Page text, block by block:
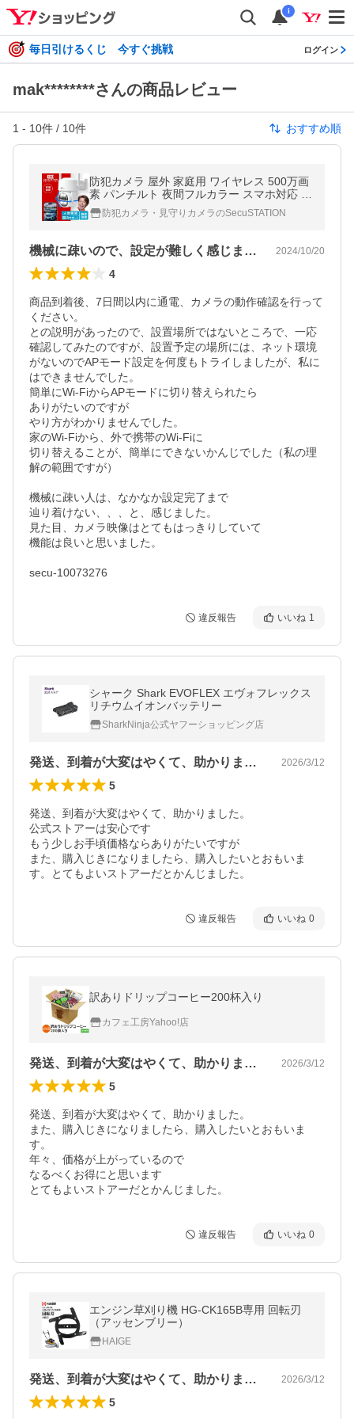
i
毎日引けるくじ 今すぐ挑戦 ログイン
mak********さんの商品レビュー
1 - 10件 / 10件 おすすめ順
防犯カメラ 屋外 家庭用 ワイヤレス 500万画
素 パンチルト 夜間フルカラー スマホ対応 遠
隔監視 駐車場 留守 5Ghz セキュガードD360
DF45防犯カメラ・見守りカメラのSecuSTATION
機械に疎いので、設定が難しく感じました 2024/10/20
4
商品到着後、7日間以内に通電、カメラの動作確認を行って
ください。
との説明があったので、設置場所ではないところで、一応
確認してみたのですが、設置予定の場所には、ネット環境
がないのでAPモード設定を何度もトライしましたが、私に
はできませんでした。
簡単にWi-FiからAPモードに切り替えられたら
ありがたいのですが
やり方がわかりませんでした。
家のWi-Fiから、外で携帯のWi-Fiに
切り替えることが、簡単にできないかんじでした（私の理
解の範囲ですが）
機械に疎い人は、なかなか設定完了まで
辿り着けない、、、と、感じました。
見た目、カメラ映像はとてもはっきりしていて
機能は良いと思いました。
secu-10073276
違反報告 いいね 1
シャーク Shark EVOFLEX エヴォフレックス
リチウムイオンバッテリー
SharkNinja公式ヤフーショッピング店
発送、到着が大変はやくて、助かりました… 2026/3/12
5
発送、到着が大変はやくて、助かりました。
公式ストアーは安心です
もう少しお手頃価格ならありがたいですが
また、購入じきになりましたら、購入したいとおもいま
す。とてもよいストアーだとかんじました。
違反報告 いいね 0
訳ありドリップコーヒー200杯入り
カフェ工房Yahoo!店
発送、到着が大変はやくて、助かりました… 2026/3/12
5
発送、到着が大変はやくて、助かりました。
また、購入じきになりましたら、購入したいとおもいま
す。
年々、価格が上がっているので
なるべくお得にと思います
とてもよいストアーだとかんじました。
違反報告 いいね 0
エンジン草刈り機 HG-CK165B専用 回転刃
（アッセンブリー）
HAIGE
発送、到着が大変はやくて、助かりました… 2026/3/12
5